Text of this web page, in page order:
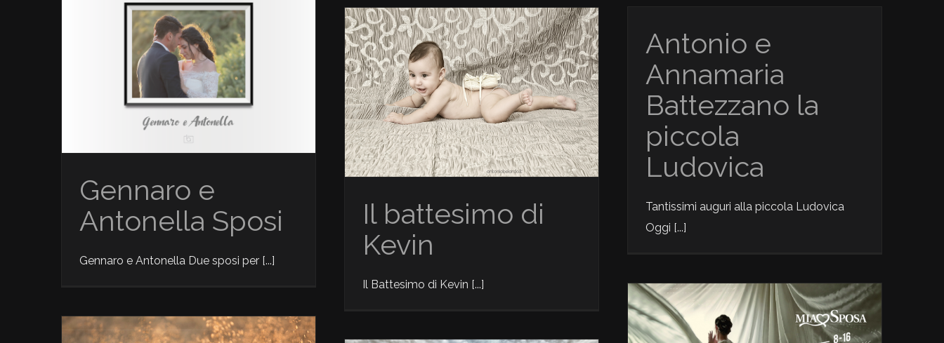
Glamour News
Gennaro e
Antonella Sposi
Gennaro e Antonella Due sposi per [...]
Antonio e
Annamaria
Battezzano la
piccola
Ludovica
Tantissimi auguri alla piccola Ludovica
Oggi [...]
Glamour News
Il battesimo di
Kevin
Il Battesimo di Kevin [...]